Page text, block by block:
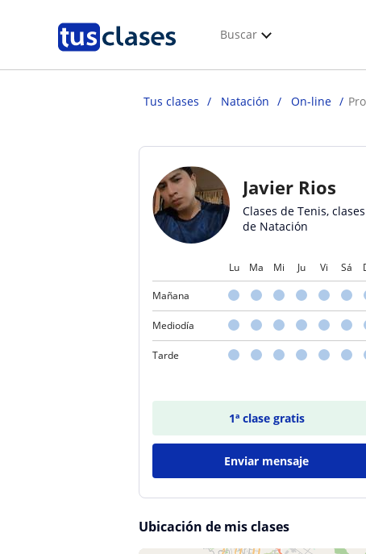
Buscar
Tus clases Natación On-line
Javier Rios
Clases de Tenis, clases
de Natación
Lu Ma Mi Ju Vi Sá
Mañana
Mediodía
Tarde
1ª clase gratis
Enviar mensaje
Ubicación de mis clases